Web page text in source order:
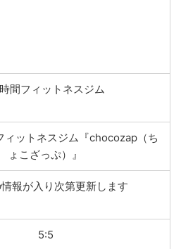
間フィットネスジム
ィットネスジム『chocozap（ち
ょこざっぷ）』
報が入り次第更新します
5:5